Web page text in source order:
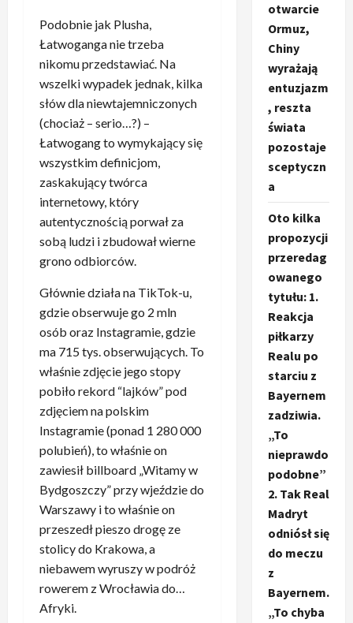
Podobnie jak Plusha,
Łatwoganga nie trzeba
nikomu przedstawiać. Na
wszelki wypadek jednak, kilka
słów dla niewtajemniczonych
(chociaż – serio…?) –
Łatwogang to wymykający się
wszystkim definicjom,
zaskakujący twórca
internetowy, który
autentycznością porwał za
sobą ludzi i zbudował wierne
grono odbiorców.
Głównie działa na TikTok-u,
gdzie obserwuje go 2 mln
osób oraz Instagramie, gdzie
ma 715 tys. obserwujących. To
właśnie zdjęcie jego stopy
pobiło rekord “lajków” pod
zdjęciem na polskim
Instagramie (ponad 1 280 000
polubień), to właśnie on
zawiesił billboard „Witamy w
Bydgoszczy” przy wjeździe do
Warszawy i to właśnie on
przeszedł pieszo drogę ze
stolicy do Krakowa, a
niebawem wyruszy w podróż
rowerem z Wrocławia do…
Afryki.
otwarcie
Ormuz,
Chiny
wyrażają
entuzjazm
, reszta
świata
pozostaje
sceptyczn
a
Oto kilka
propozycji
przeredag
owanego
tytułu: 1.
Reakcja
piłkarzy
Realu po
starciu z
Bayernem
zadziwia.
„To
nieprawdo
podobne”
2. Tak Real
Madryt
odniósł się
do meczu
z
Bayernem.
„To chyba